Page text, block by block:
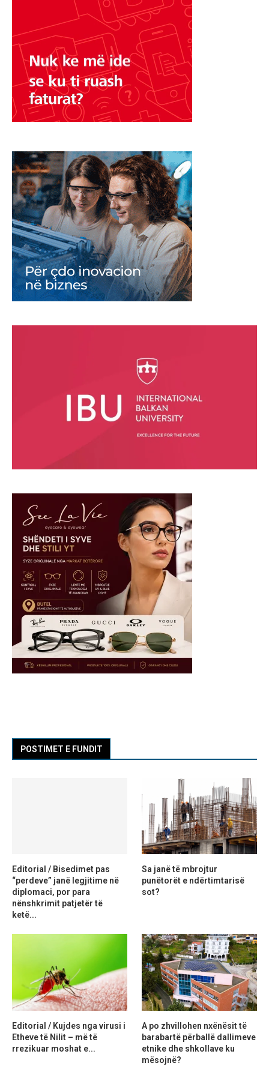
POSTIMET E FUNDIT
Editorial / Bisedimet pas
“perdeve” janë legjitime në
diplomaci, por para
nënshkrimit patjetër të
ketë...
Sa janë të mbrojtur
punëtorët e ndërtimtarisë
sot?
Editorial / Kujdes nga virusi i
Etheve të Nilit – më të
rrezikuar moshat e...
A po zhvillohen nxënësit të
barabartë përballë dallimeve
etnike dhe shkollave ku
mësojnë?